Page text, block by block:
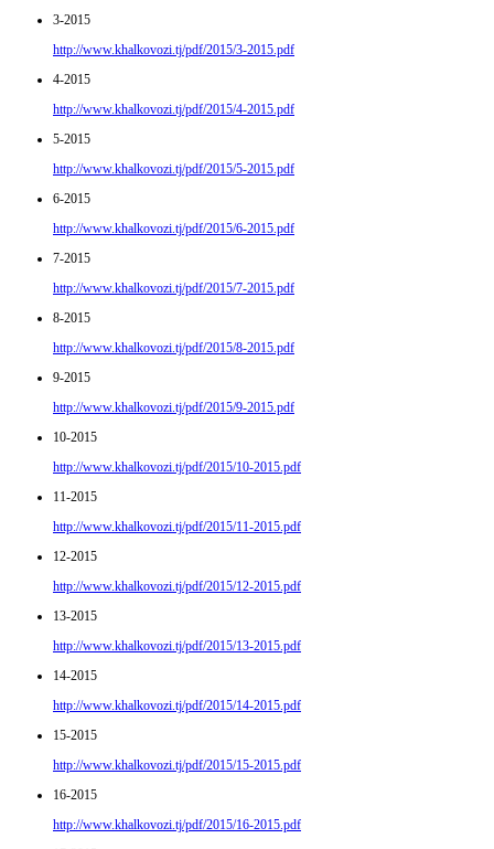
3-2015
http://www.khalkovozi.tj/pdf/2015/3-2015.pdf
4-2015
http://www.khalkovozi.tj/pdf/2015/4-2015.pdf
5-2015
http://www.khalkovozi.tj/pdf/2015/5-2015.pdf
6-2015
http://www.khalkovozi.tj/pdf/2015/6-2015.pdf
7-2015
http://www.khalkovozi.tj/pdf/2015/7-2015.pdf
8-2015
http://www.khalkovozi.tj/pdf/2015/8-2015.pdf
9-2015
http://www.khalkovozi.tj/pdf/2015/9-2015.pdf
10-2015
http://www.khalkovozi.tj/pdf/2015/10-2015.pdf
11-2015
http://www.khalkovozi.tj/pdf/2015/11-2015.pdf
12-2015
http://www.khalkovozi.tj/pdf/2015/12-2015.pdf
13-2015
http://www.khalkovozi.tj/pdf/2015/13-2015.pdf
14-2015
http://www.khalkovozi.tj/pdf/2015/14-2015.pdf
15-2015
http://www.khalkovozi.tj/pdf/2015/15-2015.pdf
16-2015
http://www.khalkovozi.tj/pdf/2015/16-2015.pdf